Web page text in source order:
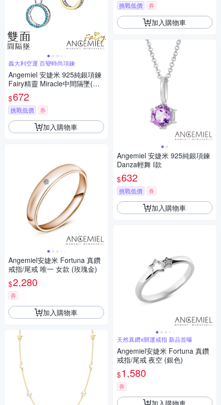
義大利空運 百變時尚項鍊
Angemiel 安婕米 925純銀項鍊
Fairy精靈 Miracle中間隔墜(藍
鑽.金)
$672
挑戰低價 券
加入購物車
Angemiel安婕米 Fortuna 真鑽
戒指/尾戒 唯一 女款 (玫瑰金)
$2,280
券
加入購物車
挑戰低價 券
加入購物車
Angemiel 安婕米 925純銀項鍊
Danza輕舞 I款
$632
挑戰低價 券
加入購物車
天然真鑽x開運戒指 新品首曝
Angemiel安婕米 Fortuna 真鑽
戒指/尾戒 夜空 (銀色)
$1,580
券
加入購物車